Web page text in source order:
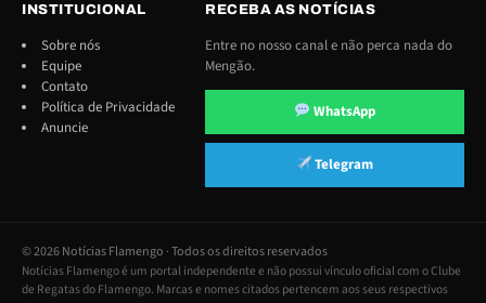
INSTITUCIONAL
Sobre nós
Equipe
Contato
Política de Privacidade
Anuncie
RECEBA AS NOTÍCIAS
Entre no nosso canal e não perca nada do
Mengão.
WhatsApp
Telegram
© 2026 Notícias Flamengo · Todos os direitos reservados
Notícias Flamengo é um portal independente e não possui vínculo oficial com o Clube
de Regatas do Flamengo. Marcas e nomes citados pertencem aos seus respectivos